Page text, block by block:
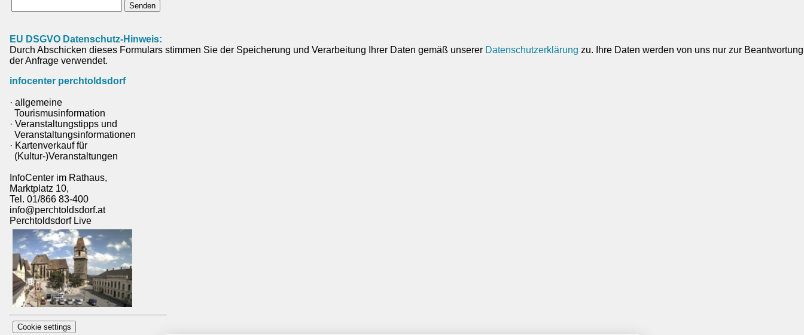
EU DSGVO Datenschutz-Hinweis:
Durch Abschicken dieses Formulars stimmen Sie der Speicherung und Verarbeitung Ihrer Daten gemäß unserer Datenschutzerklärung zu. Ihre Daten werden von uns nur zur Beantwortung
der Anfrage verwendet.
infocenter perchtoldsdorf
· allgemeine
Tourismusinformation
· Veranstaltungstipps und
Veranstaltungsinformationen
· Kartenverkauf für
(Kultur-)Veranstaltungen
InfoCenter im Rathaus,
Marktplatz 10,
Tel. 01/866 83-400
info@perchtoldsdorf.at
Perchtoldsdorf Live
Cookie settings